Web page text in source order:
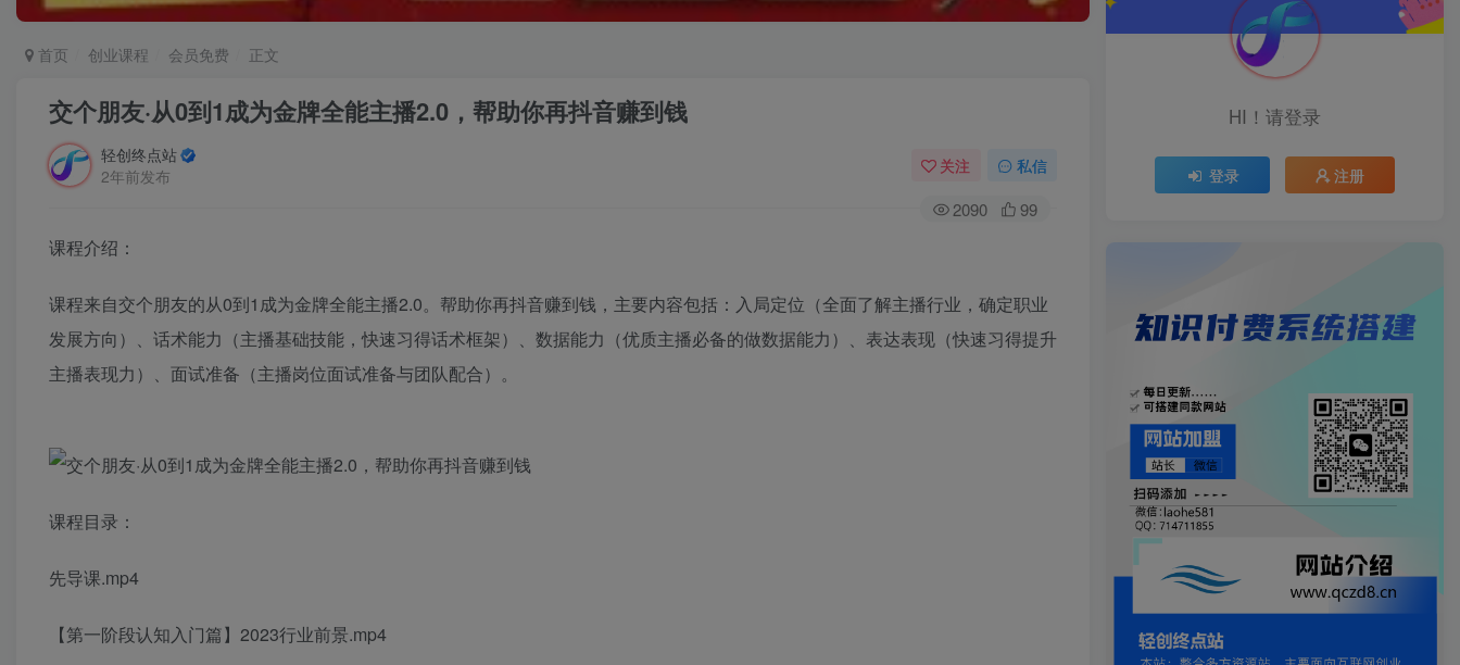
首页 创业课程 会员免费 正文
交个朋友·从0到1成为金牌全能主播2.0，帮助你再抖音赚到钱
轻创终点站
2年前发布
关注 私信
2090 99
课程介绍：
课程来自交个朋友的从0到1成为金牌全能主播2.0。帮助你再抖音赚到钱，主要内容包括：入局定位（全面了解主播行业，确定职业
发展方向）、话术能力（主播基础技能，快速习得话术框架）、数据能力（优质主播必备的做数据能力）、表达表现（快速习得提升
主播表现力）、面试准备（主播岗位面试准备与团队配合）。
课程目录：
先导课.mp4
【第一阶段认知入门篇】2023行业前景.mp4
HI！请登录
登录 注册